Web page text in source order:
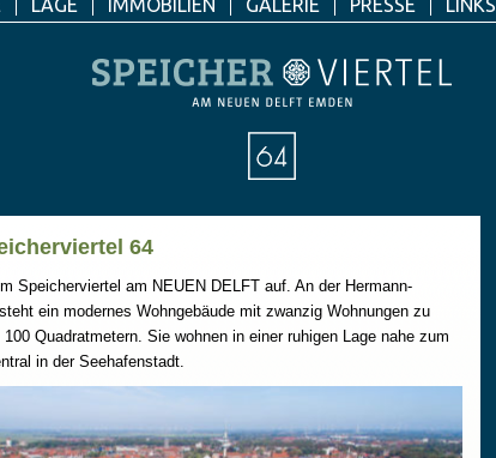
LAGE IMMOBILIEN GALERIE PRESSE LINKS
64
Speicherviertel am NEUEN DELFT auf. An der Hermann-
ein modernes Wohngebäude mit zwanzig Wohnungen zu
Quadratmetern. Sie wohnen in einer ruhigen Lage nahe zum
in der Seehafenstadt.